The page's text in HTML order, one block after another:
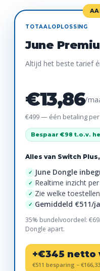
TOTAALOPLOSSING
June
Altijd het beste tarief
€13,86/
€499 — één betaling
Bespaar €98 t.o.v.
Alles van Switch
✓ June Dongle
✓ Realtime inzicht
✓ Zie welke
✓ Gemiddeld €511/
35% bundelvoordeel:
Dongle apart.
+€345 netto
€511 besparing −